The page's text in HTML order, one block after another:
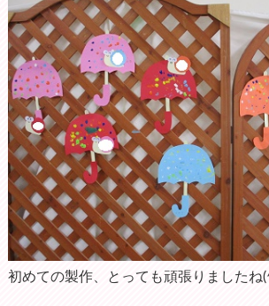
初めての製作、とっても頑張りましたね